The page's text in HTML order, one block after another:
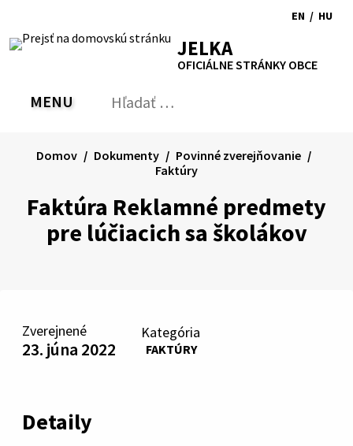
obsah
RSS MapaTlačiť
Zvýšiť
kontrast
písmapísma
EN
to
/ HU
JELKA
OFICIÁLNE STRÁNKY OBCE
PREPNÚŤ
MENU Hľadať:
Faktúra Reklamné predmety
pre lúčiacich sa školákov
Domov Dokumenty
Povinné zverejňovanie
Faktúry
Zverejnené
23. júna 2022
Kategória
FAKTÚRY
Detaily